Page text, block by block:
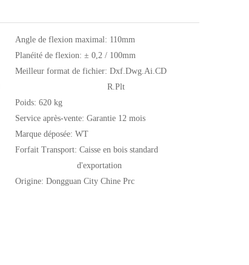
Angle de flexion maximal: 110mm
Planéité de flexion: ± 0,2 / 100mm
Meilleur format de fichier: Dxf.Dwg.Ai.CD
R.Plt
Poids: 620 kg
Service après-vente: Garantie 12 mois
Marque déposée: WT
Forfait Transport: Caisse en bois standard
d'exportation
Origine: Dongguan City Chine Prc